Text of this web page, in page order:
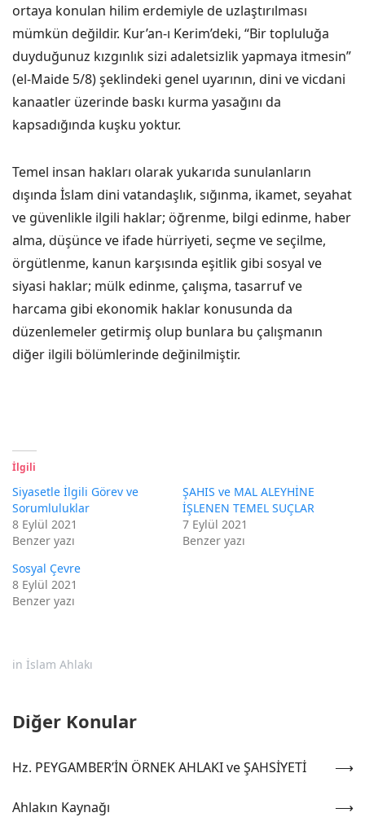
ortaya konulan hilim erdemiyle de uzlaştırılması
mümkün değildir. Kur’an-ı Kerim’deki, “Bir topluluğa
duyduğunuz kızgınlık sizi adaletsizlik yapmaya itmesin”
(el-Maide 5/8) şeklindeki genel uyarının, dini ve vicdani
kanaatler üzerinde baskı kurma yasağını da
kapsadığında kuşku yoktur.
Temel insan hakları olarak yukarıda sunulanların
dışında İslam dini vatandaşlık, sığınma, ikamet, seyahat
ve güvenlikle ilgili haklar; öğrenme, bilgi edinme, haber
alma, düşünce ve ifade hürriyeti, seçme ve seçilme,
örgütlenme, kanun karşısında eşitlik gibi sosyal ve
siyasi haklar; mülk edinme, çalışma, tasarruf ve
harcama gibi ekonomik haklar konusunda da
düzenlemeler getirmiş olup bunlara bu çalışmanın
diğer ilgili bölümlerinde değinilmiştir.
İlgili
Siyasetle İlgili Görev ve
Sorumluluklar
8 Eylül 2021
Benzer yazı
ŞAHIS ve MAL ALEYHİNE
İŞLENEN TEMEL SUÇLAR
7 Eylül 2021
Benzer yazı
Sosyal Çevre
8 Eylül 2021
Benzer yazı
in İslam Ahlakı
Diğer Konular
Hz. PEYGAMBER’İN ÖRNEK AHLAKI ve ŞAHSİYETİ
Ahlakın Kaynağı